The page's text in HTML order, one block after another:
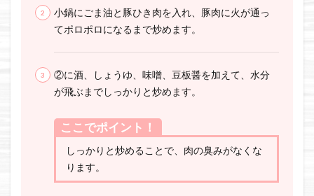
小鍋にごま油と豚ひき肉を入れ、豚肉に火が通っ
てポロポロになるまで炒めます。
②に酒、しょうゆ、味噌、豆板醤を加えて、水分
が飛ぶまでしっかりと炒めます。
ここでポイント！
しっかりと炒めることで、肉の臭みがなくな
ります。